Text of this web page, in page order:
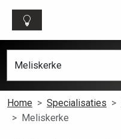
Home Specialisaties
Meliskerke